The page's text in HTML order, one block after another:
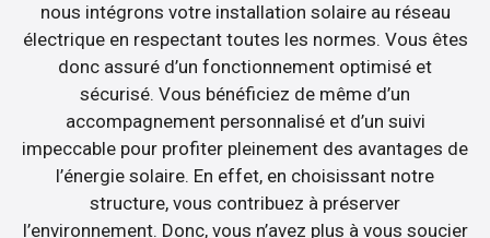
nous intégrons votre installation solaire au réseau
électrique en respectant toutes les normes. Vous êtes
donc assuré d’un fonctionnement optimisé et
sécurisé. Vous bénéficiez de même d’un
accompagnement personnalisé et d’un suivi
impeccable pour profiter pleinement des avantages de
l’énergie solaire. En effet, en choisissant notre
structure, vous contribuez à préserver
l’environnement. Donc, vous n’avez plus à vous soucier